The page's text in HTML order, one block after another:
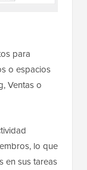
para
o espacios
Ventas o
lo que
en sus tareas